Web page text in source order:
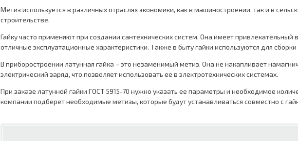
Метиз используется в различных отраслях экономики, как в машиностроении, так и в
строительстве.
Гайку часто применяют при создании сантехнических систем. Она имеет привлекательный
отличные эксплуатационные характеристики. Также в быту гайки используются для
В приборостроении латунная гайка – это незаменимый метиз. Она не накапливает
электрический заряд, что позволяет использовать ее в электротехнических системах.
При заказе латунной гайки ГОСТ 5915-70 нужно указать ее параметры и необходимое
компании подберет необходимые метизы, которые будут устанавливаться совместно с